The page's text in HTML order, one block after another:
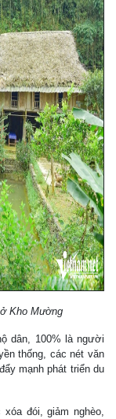
Kho Mường
dân, 100% là người
thống, các nét văn
mạnh phát triển du
đói, giảm nghèo,